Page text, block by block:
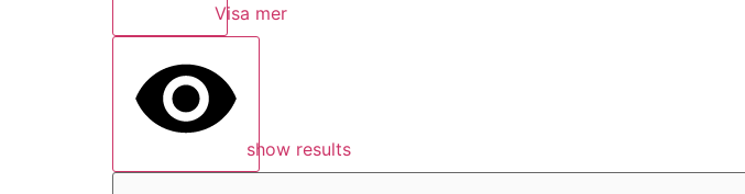
Visa mer
show results